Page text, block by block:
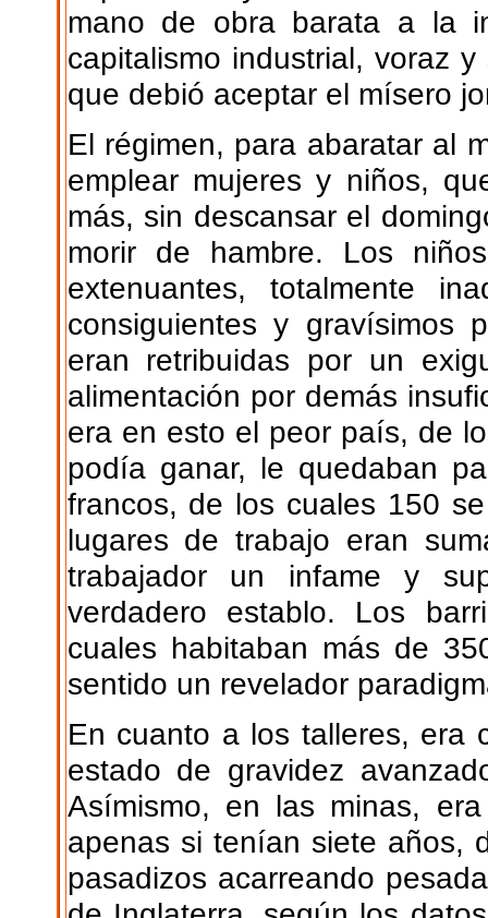
mano de obra barata a la
capitalismo industrial, voraz
que debió aceptar el mísero
El régimen, para abaratar al
emplear mujeres y niños,
más, sin descansar el
morir de hambre. Los
extenuantes, totalmente
consiguientes y gravísimos
eran retribuidas por un
alimentación por demás
era en esto el peor país, de
podía ganar, le quedaban
francos, de los cuales 150
lugares de trabajo eran
trabajador un infame y
verdadero establo. Los
cuales habitaban más de
sentido un revelador
En cuanto a los talleres, era
estado de gravidez
Asímismo, en las minas,
apenas si tenían siete años,
pasadizos acarreando